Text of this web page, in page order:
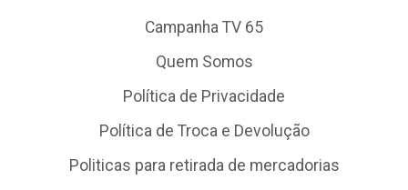
Campanha TV 65
Quem Somos
Política de Privacidade
Política de Troca e Devolução
Politicas para retirada de mercadorias